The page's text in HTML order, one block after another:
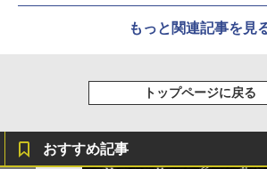
もっと関連記事を見
トップページに戻る
おすすめ記事